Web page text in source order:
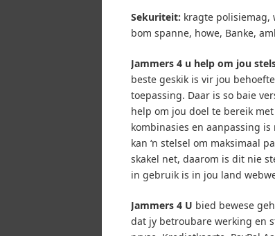
Sekuriteit: kragte polisiemag,
bom spanne, howe, Banke,
Jammers 4 u help om jou
beste geskik is vir jou
toepassing. Daar is so baie
help om jou doel te bereik
kombinasies en aanpassing
kan ‘n stelsel om maksimaal
skakel net, daarom is dit nie
in gebruik is in jou land
Jammers 4 U bied bewese
dat jy betroubare werking en